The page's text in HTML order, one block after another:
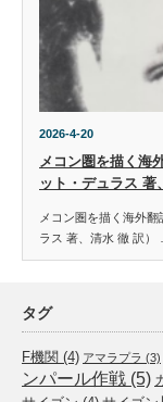
2026-4-20
メコン圏を描く海
ット・デュラス 著
メコン圏を描く海外
ラス 著、清水 徹 訳）
タグ
F機関 (4) アマラプラ (3)
ンパール作戦 (5)